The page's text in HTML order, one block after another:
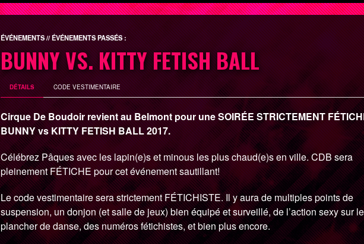
ÉVÉNEMENTS // ÉVÉNEMENTS PASSÉS :
BUNNY VS. KITTY FETISH BALL
DÉTAILS CODE VESTIMENTAIRE
Cirque De Boudoir revient au Belmont pour une SOIRÉE STRICTEMENT
BUNNY vs KITTY FETISH BALL 2017.
Célébrez Pâques avec les lapin(e)s et minous les plus chaud(e)s en ville. CDB sera
pleinement FÉTICHE pour cet événement sautillant!
Le code vestimentaire sera strictement FÉTICHISTE. Il y aura de multiples points de
suspension, un donjon (et salle de jeux) bien équipé et surveillé, de l’action sexy sur le
plancher de danse, des numéros fétichistes, et bien plus encore.